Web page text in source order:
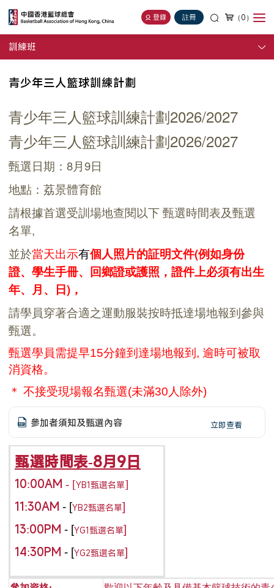
登錄 註冊 （0）
訓練班
青少年三人籃球訓練計劃
青少年三人籃球訓練計劃2026/2027
青少年三人籃球訓練計劃2026/2027
甄選日期：8月9日
地點：荔景體育館
請根據首選受訓場地查閱以下甄選時間表及甄選
名單,
並於當天出示有個人照片的証明文件(例如身份
證、學生手冊、回鄉證或護照，證件上必須有出生
年、月、日)，
請學員穿著合適之運動服裝按時抵達場地報到參與
甄選。
甄選學員需提早15分鐘到達場地報到 ,逾時可被取
消資格。
＊不接受現場報名甄選(未滿30人除外)
參加者須知及甄選內容 立即查看
甄選時間表-8月9日
10:00AM - [YB1甄選名單]
11:30AM - [YB2甄選名單]
13:00PM - [YG1甄選名單]
14:30PM - [YG2甄選名單]